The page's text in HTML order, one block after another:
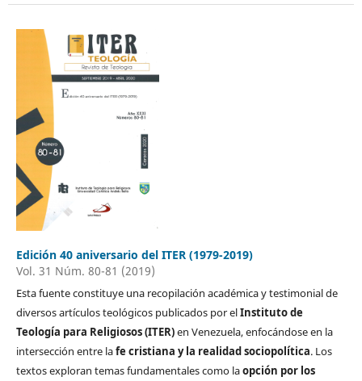
Edición 40 aniversario del ITER (1979-2019)
Vol. 31 Núm. 80-81 (2019)
Esta fuente constituye una recopilación académica y testimonial de
diversos artículos teológicos publicados por elInstituto de
Teología para Religiosos (ITER)en Venezuela, enfocándose en la
intersección entre lafe cristiana y la realidad sociopolítica. Los
textos exploran temas fundamentales como laopción por los